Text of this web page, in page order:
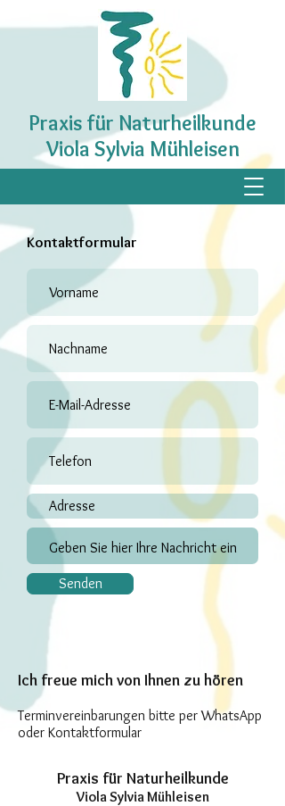
Praxis für Naturheilkunde
Viola Sylvia Mühleisen
Kontaktformular
Senden
Ich freue mich von Ihnen zu hören
Terminvereinbarungen bitte per WhatsApp
oder Kontaktformular
Praxis für Naturheilkunde
Viola Sylvia Mühleisen